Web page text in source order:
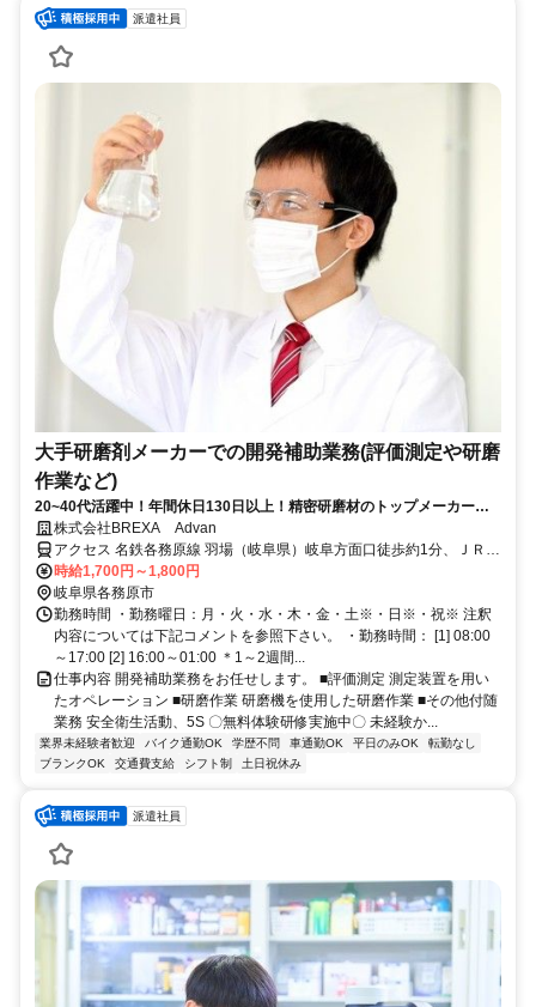
派遣社員
大手研磨剤メーカーでの開発補助業務(評価測定や研磨
作業など)
20~40代活躍中！年間休日130日以上！精密研磨材のトップメーカーで
のお仕事です。
株式会社BREXA Advan
アクセス 名鉄各務原線 羽場（岐阜県）岐阜方面口徒歩約1分、ＪＲ高
山本線 各務ヶ原徒歩約26分 【勤務地詳細】名鉄各務原線『羽場駅』
より車で10分 ＊車、バイク通勤可
時給1,700円～1,800円
岐阜県各務原市
勤務時間 ・勤務曜日：月・火・水・木・金・土※・日※・祝※ 注釈
内容については下記コメントを参照下さい。 ・勤務時間： [1] 08:00
～17:00 [2] 16:00～01:00 ＊1～2週間...
仕事内容 開発補助業務をお任せします。 ■評価測定 測定装置を用い
たオペレーション ■研磨作業 研磨機を使用した研磨作業 ■その他付随
業務 安全衛生活動、5S 〇無料体験研修実施中〇 未経験か...
業界未経験者歓迎 バイク通勤OK 学歴不問 車通勤OK 平日のみOK
転勤なし
ブランクOK
交通費支給 シフト制 土日祝休み
派遣社員